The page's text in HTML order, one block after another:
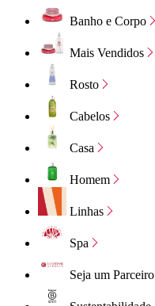
Banho e Corpo
Mais Vendidos
Rosto
Cabelos
Casa
Homem
Linhas
Spa
Seja um Parceiro